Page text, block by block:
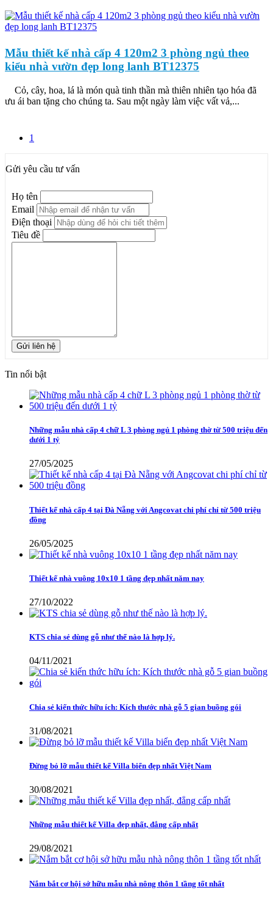
Mẫu thiết kế nhà cấp 4 120m2 3 phòng ngủ theo
kiểu nhà vườn đẹp long lanh BT12375
Cỏ, cây, hoa, lá là món quà tinh thần mà thiên nhiên tạo hóa đã
ưu ái ban tặng cho chúng ta. Sau một ngày làm việc vất vả,...
1
Gửi yêu cầu tư vấn
Họ tên
Email
Điện thoại
Tiêu đề
Gửi liên hệ
Tin nổi bật
Những mẫu nhà cấp 4 chữ L 3 phòng ngủ 1 phòng thờ từ 500 triệu đến
dưới 1 tỷ
27/05/2025
Thiết kế nhà cấp 4 tại Đà Nẵng với Angcovat chi phí chỉ từ 500 triệu
đồng
26/05/2025
Thiết kế nhà vuông 10x10 1 tầng đẹp nhất năm nay
27/10/2022
KTS chia sẻ dùng gỗ như thế nào là hợp lý.
04/11/2021
Chia sẻ kiến thức hữu ích: Kích thước nhà gỗ 5 gian buồng gói
31/08/2021
Đừng bỏ lỡ mẫu thiết kế Villa biển đẹp nhất Việt Nam
30/08/2021
Những mẫu thiết kế Villa đẹp nhất, đẳng cấp nhất
29/08/2021
Nắm bắt cơ hội sở hữu mẫu nhà nông thôn 1 tầng tốt nhất